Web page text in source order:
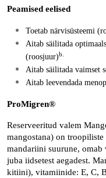
Peamised eelised
Toetab närvisüsteemi
Aitab säilitada
(roosjuur)b.
Aitab säilitada vaimset
Aitab leevendada
ProMigren®
Reserveeritud valem
mangostana) on
mandariini suurune,
juba iidsetest aegadest.
kitiini), vitamiinide: E, C,